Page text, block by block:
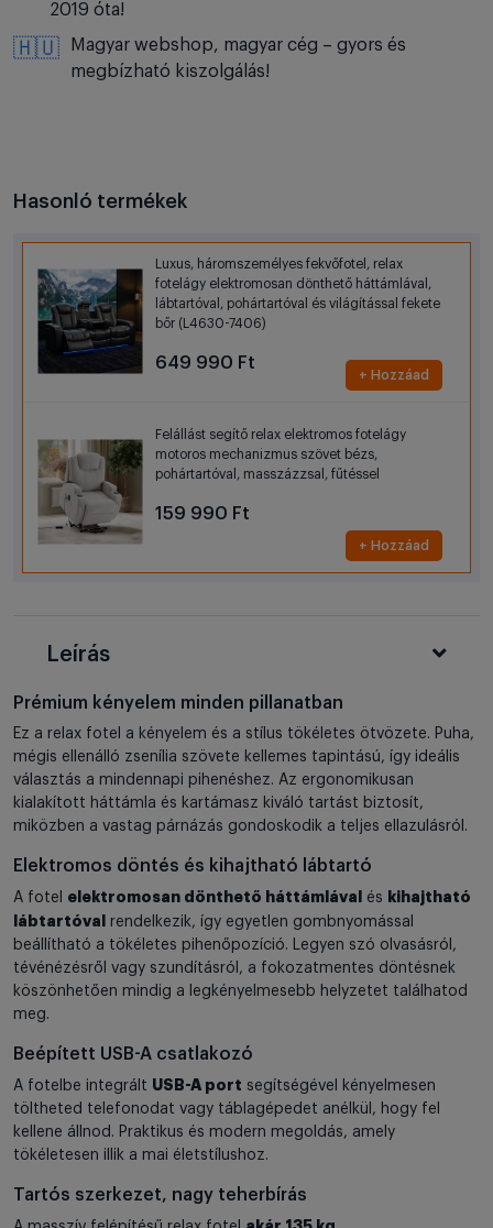
2019 óta!
🇭🇺
Magyar webshop, magyar cég – gyors és
megbízható kiszolgálás!
Hasonló termékek
Luxus, háromszemélyes fekvőfotel, relax
fotelágy elektromosan dönthető háttámlával,
lábtartóval, pohártartóval és világítással fekete
bőr (L4630-7406)
649 990 Ft
+ Hozzáad
Felállást segítő relax elektromos fotelágy
motoros mechanizmus szövet bézs,
pohártartóval, masszázzsal, fűtéssel
159 990 Ft
+ Hozzáad
Leírás
Prémium kényelem minden pillanatban
Ez a relax fotel a kényelem és a stílus tökéletes ötvözete. Puha,
mégis ellenálló zsenília szövete kellemes tapintású, így ideális
választás a mindennapi pihenéshez. Az ergonomikusan
kialakított háttámla és kartámasz kiváló tartást biztosít,
miközben a vastag párnázás gondoskodik a teljes ellazulásról.
Elektromos döntés és kihajtható lábtartó
A fotel elektromosan dönthető háttámlával és kihajtható
lábtartóval
rendelkezik, így egyetlen gombnyomással
beállítható a tökéletes pihenőpozíció. Legyen szó olvasásról,
tévénézésről vagy szundításról, a fokozatmentes döntésnek
köszönhetően mindig a legkényelmesebb helyzetet találhatod
meg.
Beépített USB-A csatlakozó
A fotelbe integrált USB-A port segítségével kényelmesen
töltheted telefonodat vagy táblagépedet anélkül, hogy fel
kellene állnod. Praktikus és modern megoldás, amely
tökéletesen illik a mai életstílushoz.
Tartós szerkezet, nagy teherbírás